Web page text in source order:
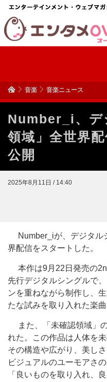
音楽 音楽ニュース
Number_i、デ
領域」全世界
公開
2025年8月11日 / 14:40
Number_iが、デジタル
界配信をスタートした。
本作は9月22日発売の
先行デジタルシングルで
ンを重ねながら制作し、
たな試みを取り入れた楽
また、「未確認領域」
れた。この作品は人体を
その構造や広がり、美し
ビジュアルのユーモアさ
「良いものを取り入れ、